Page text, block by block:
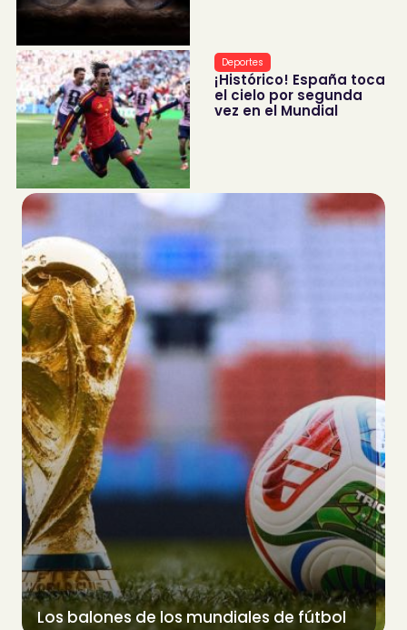
Deportes
¡Histórico! España toca
el cielo por segunda
vez en el Mundial
Los balones de los mundiales de fútbol